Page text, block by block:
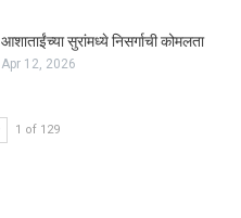
आशाताईंच्या सुरांमध्ये निसर्गाची कोमलता
Apr 12, 2026
1 of 129